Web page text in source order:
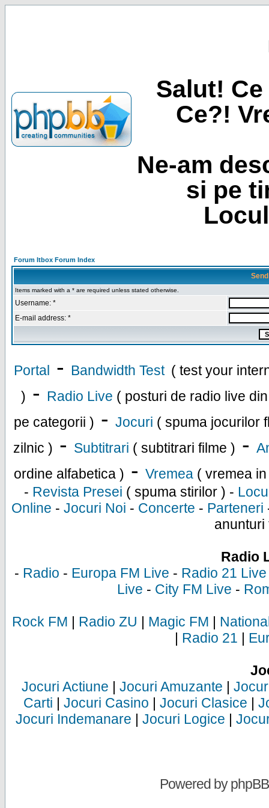
Salut!
Ce?!
Ne-am
si pe
Forum Itbox Forum Index
Items marked with a * are required unless stated otherwise.
Username: *
E-mail address: *
Portal - Bandwidth Test ( test your
) - Radio Live ( posturi de radio live
pe categorii ) - Jocuri ( spuma jocurilor
zilnic ) - Subtitrari ( subtitrari filme ) -
ordine alfabetica ) - Vremea ( vremea
- Revista Presei ( spuma stirilor ) -
Online - Jocuri Noi - Concerte - Parteneri
anunturi
Radio
- Radio - Europa FM Live - Radio 21 Live
Live - City FM Live -
Rock FM | Radio ZU | Magic FM |
| Radio 21 |
Jocuri Actiune | Jocuri Amuzante |
Carti | Jocuri Casino | Jocuri Clasice |
Jocuri Indemanare | Jocuri Logice |
Powered byphpBB